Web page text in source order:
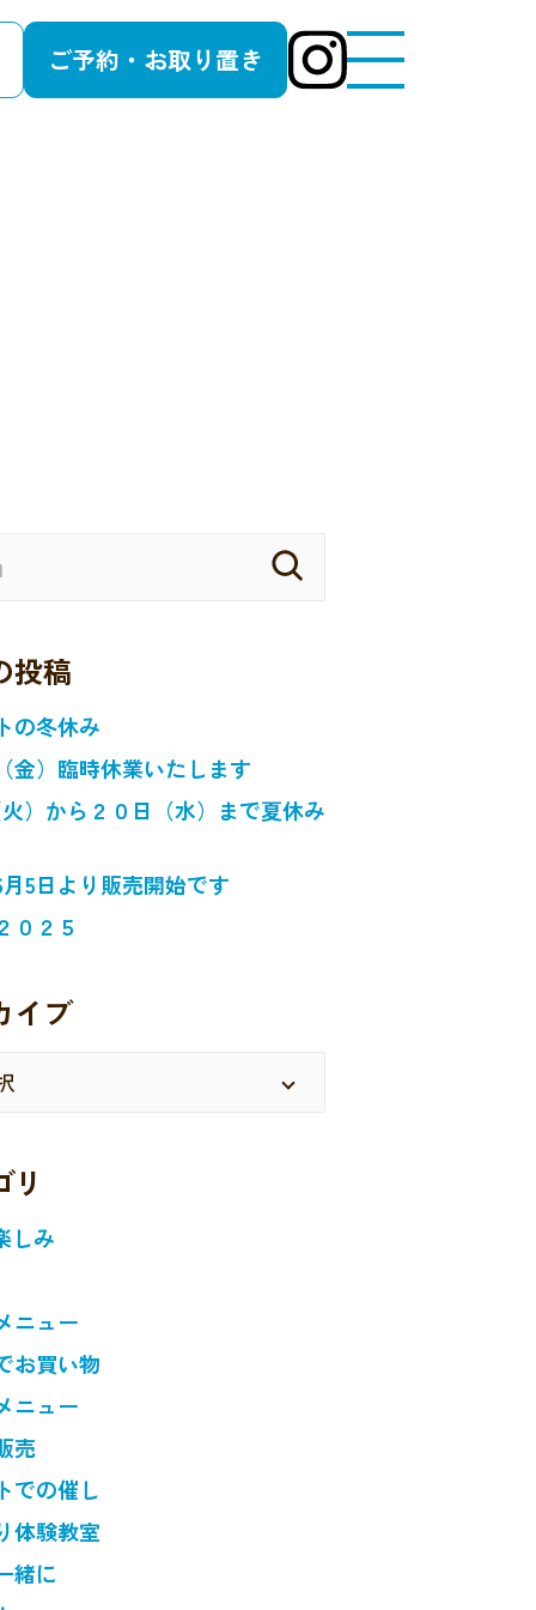
ご予約・お取り置き
投稿
の冬休み
金）臨時休業いたします
）から２０日（水）まで夏休み
5日より販売開始です
０２５
イブ
リ
しみ
ニュー
お買い物
ニュー
売
での催し
体験教室
緒に